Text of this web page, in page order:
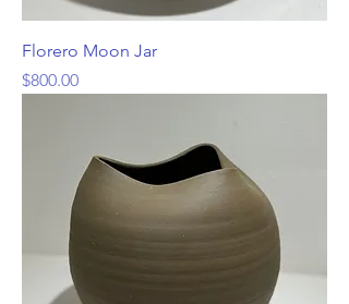
Florero Moon Jar
Precio
$800.00